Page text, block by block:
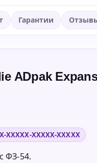
Гарантии
ADpak
XXXXX-XXXXX-XXXXX
ФЗ-54.